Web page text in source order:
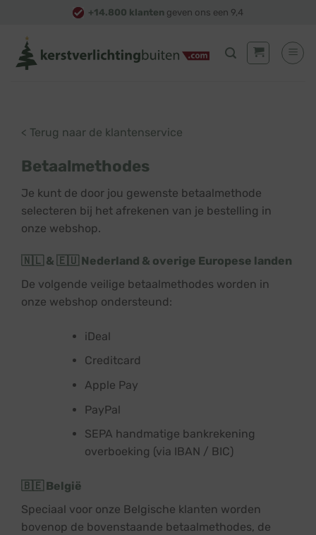
content
+14.800 klanten geven ons een 9,4
< Terug naar de klantenservice
Betaalmethodes
Je kunt de door jou gewenste betaalmethode
selecteren bij het afrekenen van je bestelling in
onze webshop.
🇳🇱 & 🇪🇺 Nederland & overige Europese landen
De volgende veilige betaalmethodes worden in
onze webshop ondersteund:
iDeal
Creditcard
Apple Pay
PayPal
SEPA handmatige bankrekening
overboeking (via IBAN / BIC)
🇧🇪 België
Speciaal voor onze Belgische klanten worden
bovenop de bovenstaande betaalmethodes, de